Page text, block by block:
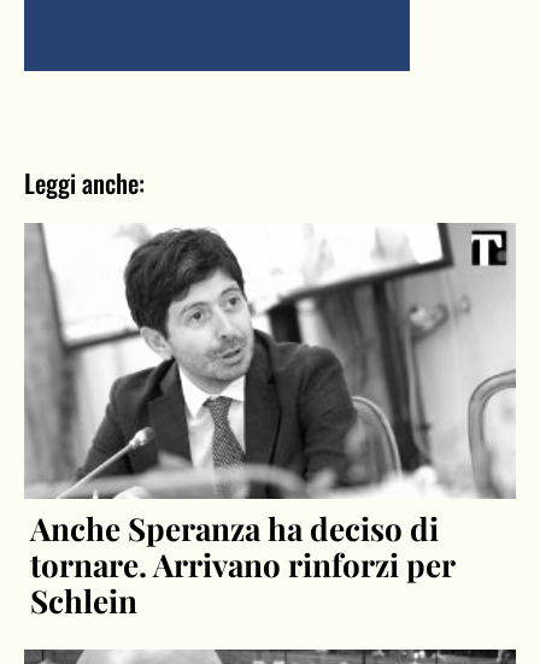
Leggi anche:
Anche Speranza ha deciso di
tornare. Arrivano rinforzi per
Schlein